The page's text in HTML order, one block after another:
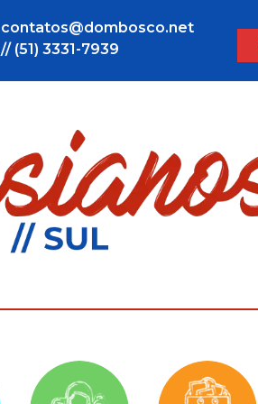
contatos@dombosco.net
// (51) 3331-7939